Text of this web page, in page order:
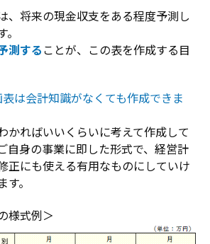
、将来の現金収支をある程度予測し
測することが、この表を作成する目
は会計知識がなくても作成できま
かればいいくらいに考えて作成して
自身の事業に即した形式で、経営計
正にも使える有用なものにしていけ
。
様式例＞